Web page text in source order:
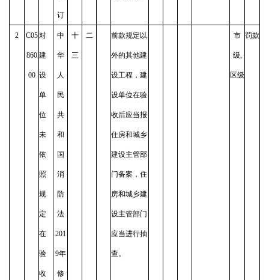
订
2 C05
860
00
对
建
设
单
位
未
依
照
规
定
在
验
收
中
华
人
民
共
和
国
消
防
法
201
9年
修
十
三
二 前款规定以
外的其他建
设工程，建
设单位在验
收后应当报
住房和城乡
建设主管部
门备案，住
房和城乡建
设主管部门
应当进行抽
查。
市
级,
区级
罚款